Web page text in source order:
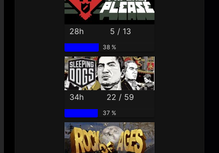
28h 5 / 13
38 %
34h 22 / 59
37 %